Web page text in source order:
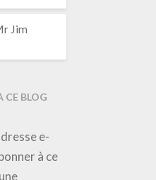
Jim
CE BLOG
e-
à ce